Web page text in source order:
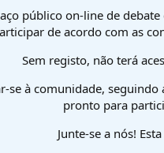
público on-line de
de acordo com as
Sem registo, não terá
se à comunidade,
pronto para
Junte-se a nós!